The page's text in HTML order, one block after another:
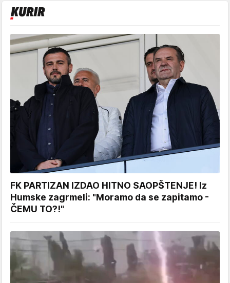
FK PARTIZAN IZDAO HITNO SAOPŠTENJE! Iz
Humske zagrmeli: "Moramo da se zapitamo -
ČEMU TO?!"